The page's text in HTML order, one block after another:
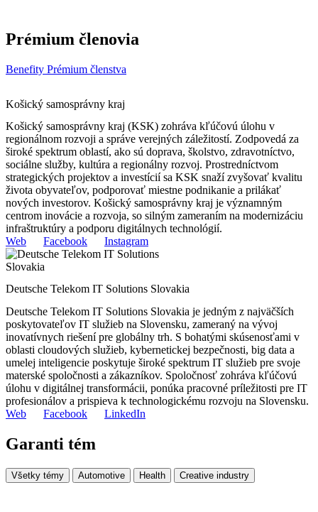
Prémium členovia
Benefity Prémium členstva
Košický samosprávny kraj
Košický samosprávny kraj (KSK) zohráva kľúčovú úlohu v
regionálnom rozvoji a správe verejných záležitostí. Zodpovedá za
široké spektrum oblastí, ako sú doprava, školstvo, zdravotníctvo,
sociálne služby, kultúra a regionálny rozvoj. Prostredníctvom
strategických projektov a investícií sa KSK snaží zvyšovať kvalitu
života obyvateľov, podporovať miestne podnikanie a prilákať
nových investorov. Košický samosprávny kraj je významným
centrom inovácie a rozvoja, so silným zameraním na modernizáciu
infraštruktúry a podporu digitálnych technológií.
Web
Facebook Instagram
Deutsche Telekom IT Solutions Slovakia
Deutsche Telekom IT Solutions Slovakia je jedným z najväčších
poskytovateľov IT služieb na Slovensku, zameraný na vývoj
inovatívnych riešení pre globálny trh. S bohatými skúsenosťami v
oblasti cloudových služieb, kybernetickej bezpečnosti, big data a
umelej inteligencie poskytuje široké spektrum IT služieb pre svoje
materské spoločnosti a zákazníkov. Spoločnosť zohráva kľúčovú
úlohu v digitálnej transformácii, ponúka pracovné príležitosti pre IT
profesionálov a prispieva k technologickému rozvoju na Slovensku.
Web
Facebook LinkedIn
Garanti tém
Všetky témy Automotive Health Creative industry